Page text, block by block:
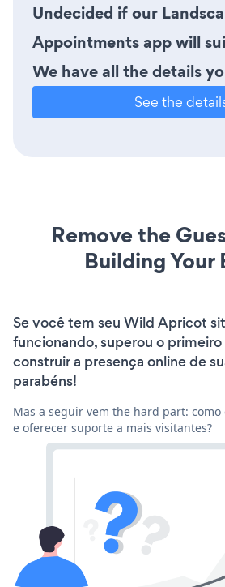
Undecided if our
Appointments app will
We have all the details
See the
Remove the
Building Your
Se você tem seu Wild Apricot
funcionando, superou o
construir a presença online de
parabéns!
Mas a seguir vem the hard part:
e oferecer suporte a mais visitantes?